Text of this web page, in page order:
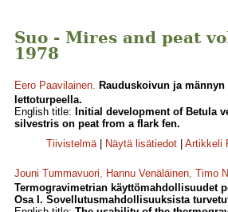
Suo - Mires and peat
1978
Eero Paavilainen. Rauduskoivun ja
lettoturpeella.
English title: Initial development of Betula
silvestris on peat from a flark fen.
Tiivistelmä| Näytä lisätiedot Artikkeli
Jouni Tummavuori, Hannu Venäläinen, Timo
Termogravimetrian käyttömahdollisuudet
Osa I. Sovellutusmahdollisuuksista